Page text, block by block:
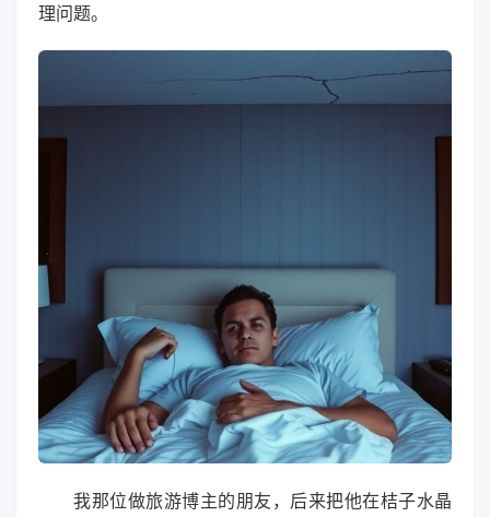
理问题。
我那位做旅游博主的朋友，后来把他在桔子水晶